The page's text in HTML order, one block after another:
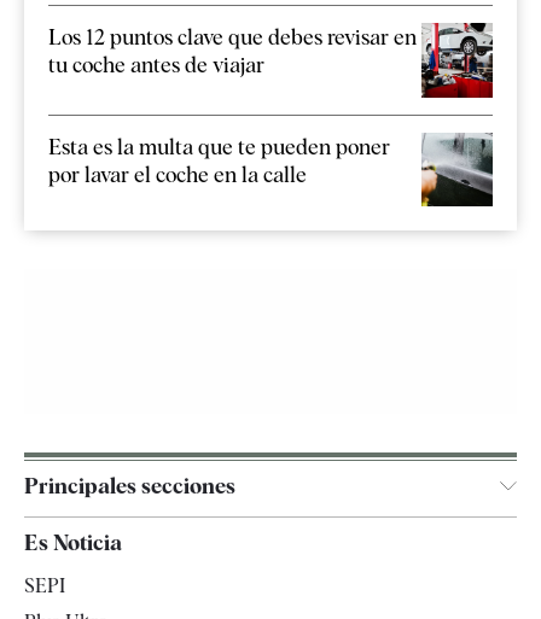
Los 12 puntos clave que debes revisar en
tu coche antes de viajar
Esta es la multa que te pueden poner
por lavar el coche en la calle
Principales secciones
España
Es Noticia
SEPI